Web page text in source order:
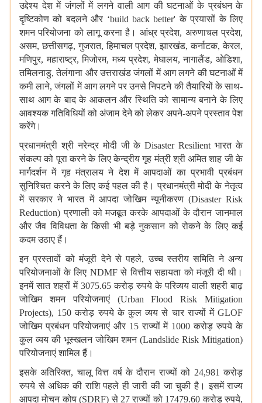
उद्देश्य देश में जंगलों में लगने वाली आग की घटनाओं के प्रबंधन के
दृष्टिकोण को बदलने और ‘build back better'के प्रयासों के लिए
शमन परियोजना को लागू करना है। आंध्र प्रदेश, अरुणाचल प्रदेश,
असम,छत्तीसगढ़,गुजरात,हिमाचल प्रदेश,झारखंड,कर्नाटक,केरल,
मणिपुर,महाराष्ट्र,मिजोरम,मध्य प्रदेश,मेघालय,नागालैंड,ओडिशा,
तमिलनाडु,तेलंगाना और उत्तराखंड जंगलों में आग लगने की घटनाओं में
कमी लाने,जंगलों में आग लगने पर उनसे निपटने की तैयारियों के साथ-
साथ आग के बाद के आकलन और स्थिति को सामान्य बनाने के लिए
आवश्यक गतिविधियों को अंजाम देने को लेकर अपने-अपने प्रस्ताव पेश
करेंगे।
प्रधानमंत्री श्री नरेन्द्र मोदी जी केDisaster Resilientभारत के
संकल्प को पूरा करने के लिए केन्द्रीय गृह मंत्री श्री अमित शाह जी के
मार्गदर्शन में गृह मंत्रालय ने देश में आपदाओं का प्रभावी प्रबंधन
सुनिश्चित करने के लिए कई पहल की है। प्रधानमंत्री मोदी के नेतृत्व
में सरकार ने भारत में आपदा जोखिम न्यूनीकरण(Disaster Risk
Reduction)प्रणाली को मजबूत करके आपदाओं के दौरान जानमाल
और जैव विविधता के किसी भी बड़े नुकसान को रोकने के लिए कई
कदम उठाए हैं।
इन प्रस्तावों को मंजूरी देने से पहले,उच्च स्तरीय समिति ने अन्य
परियोजनाओं के लिए NDMFसे वित्तीय सहायता को मंजूरी दी थी।
इनमें सात शहरों में3075.65करोड़ रुपये के परिव्यय वाली शहरी बाढ़
जोखिम
शमन परियोजनाएं(Urban Flood Risk Mitigation
Projects), 150करोड़ रुपये के कुल व्यय से चार राज्यों मेंGLOF
जोखिम प्रबंधन परियोजनाएं और15राज्यों में1000करोड़ रुपये के
कुल व्यय की भूस्खलन जोखिम शमन(Landslide Risk Mitigation)
परियोजनाएं शामिल हैं।
इसके अतिरिक्त,चालू वित्त वर्ष के दौरान राज्यों को 24,981करोड़
रुपये से अधिक की राशि पहले ही जारी की जा चुकी है। इसमें राज्य
आपदा मोचन कोष(SDRF)से27राज्यों को17479.60करोड़ रुपये,